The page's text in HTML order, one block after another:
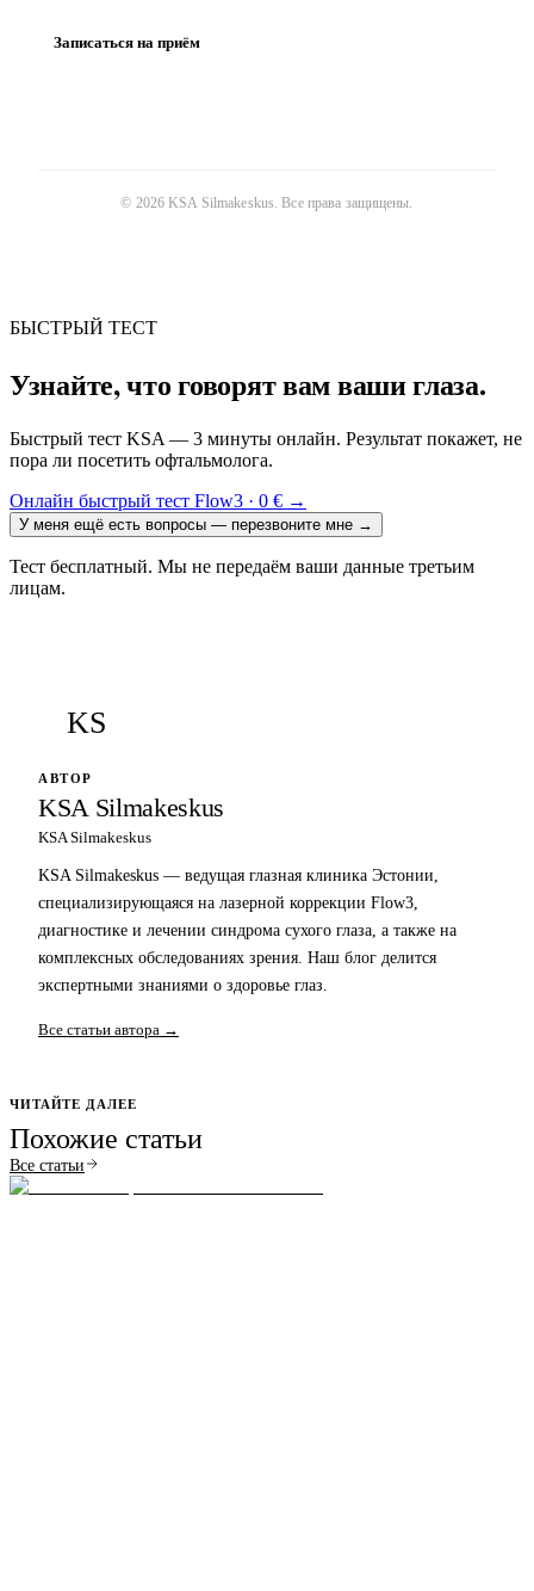
Записаться на приём
© 2026 KSA Silmakeskus. Все права защищены.
БЫСТРЫЙ ТЕСТ
Узнайте, что говорят вам ваши глаза.
Быстрый тест KSA — 3 минуты онлайн. Результат покажет, не
пора ли посетить офтальмолога.
Онлайн быстрый тест Flow3 · 0 € →
У меня ещё есть вопросы — перезвоните мне →
Тест бесплатный. Мы не передаём ваши данные третьим
лицам.
KS
АВТОР
KSA Silmakeskus
KSA Silmakeskus
KSA Silmakeskus — ведущая глазная клиника Эстонии,
специализирующаяся на лазерной коррекции Flow3,
диагностике и лечении синдрома сухого глаза, а также на
комплексных обследованиях зрения. Наш блог делится
экспертными знаниями о здоровье глаз.
Все статьи автора →
ЧИТАЙТЕ ДАЛЕЕ
Похожие статьи
Все статьи